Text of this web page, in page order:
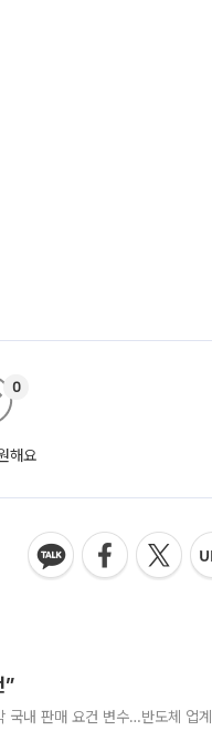
해요
0
”
국내 판매 요건 변수…반도체 업계